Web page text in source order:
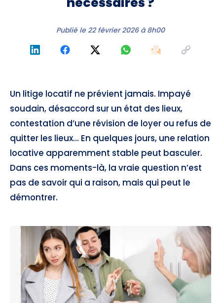
Publié le 22 février 2026 à 8h00
Un litige locatif ne prévient jamais. Impayé
soudain, désaccord sur un état des lieux,
contestation d’une révision de loyer ou refus de
quitter les lieux… En quelques jours, une relation
locative apparemment stable peut basculer.
Dans ces moments-là, la vraie question n’est
pas de savoir qui a raison, mais qui peut le
démontrer.